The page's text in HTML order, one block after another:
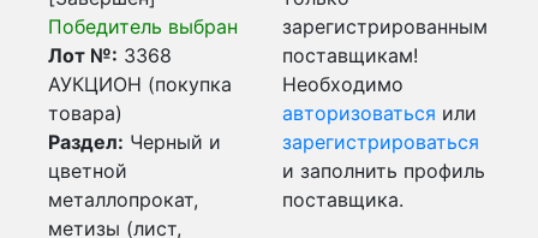
Победитель выбран
Лот №: 3368
АУКЦИОН (покупка
товара)
Раздел: Черный и
цветной
металлопрокат,
метизы (лист,
зарегистрированным
поставщикам!
Необходимо
авторизоваться или
зарегистрироваться
и заполнить профиль
поставщика.